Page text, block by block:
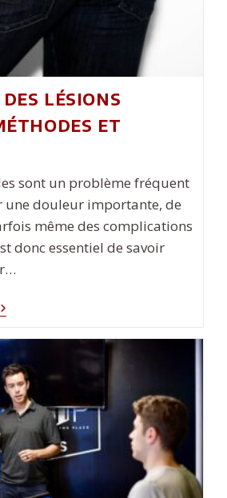
lésions
et
sont un problème fréquent
une douleur importante, de
même des complications
donc essentiel de savoir
Guérison
Méthodes
Et
Conseils